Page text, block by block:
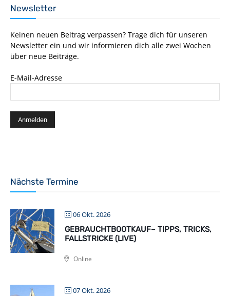
Newsletter
Keinen neuen Beitrag verpassen? Trage dich für unseren
Newsletter ein und wir informieren dich alle zwei Wochen
über neue Beiträge.
E-Mail-Adresse
Nächste Termine
06 Okt. 2026
GEBRAUCHTBOOTKAUF– TIPPS, TRICKS,
FALLSTRICKE (LIVE)
Online
07 Okt. 2026